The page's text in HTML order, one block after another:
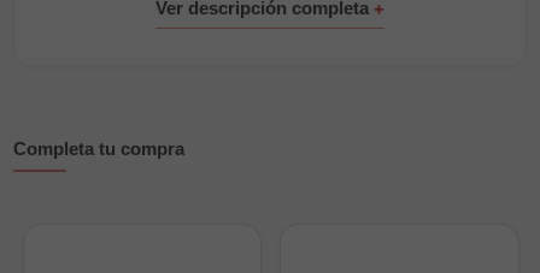
Características técnicas:
Resistencia: 0,54Ω (single coil) / 0,27Ω (dual coil)
Completa tu compra